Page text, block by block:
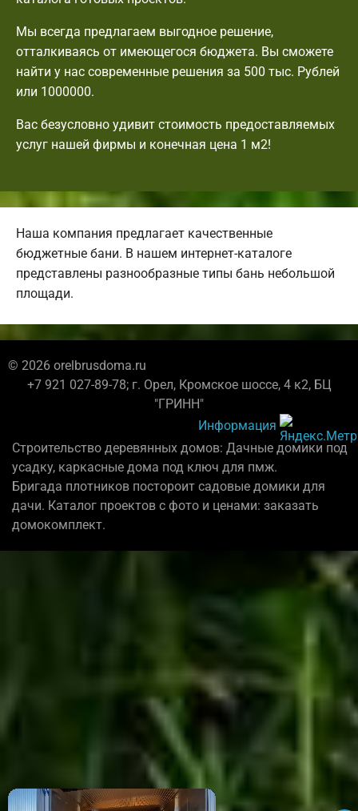
Мы всегда предлагаем выгодное решение,
отталкиваясь от имеющегося бюджета. Вы сможете
найти у нас современные решения за 500 тыс. Рублей
или 1000000.
Вас безусловно удивит стоимость предоставляемых
услуг нашей фирмы и конечная цена 1 м2!
Наша компания предлагает качественные
бюджетные бани. В нашем интернет-каталоге
представлены разнообразные типы бань небольшой
площади.
© 2026 orelbrusdoma.ru
+7 921 027-89-78; г. Орел, Кромское шоссе, 4 к2, БЦ
"ГРИНН"
Информация
Строительство деревянных домов: Дачные домики под
усадку, каркасные дома под ключ для пмж.
Бригада плотников постороит садовые домики для
дачи. Каталог проектов с фото и ценами: заказать
домокомплект.